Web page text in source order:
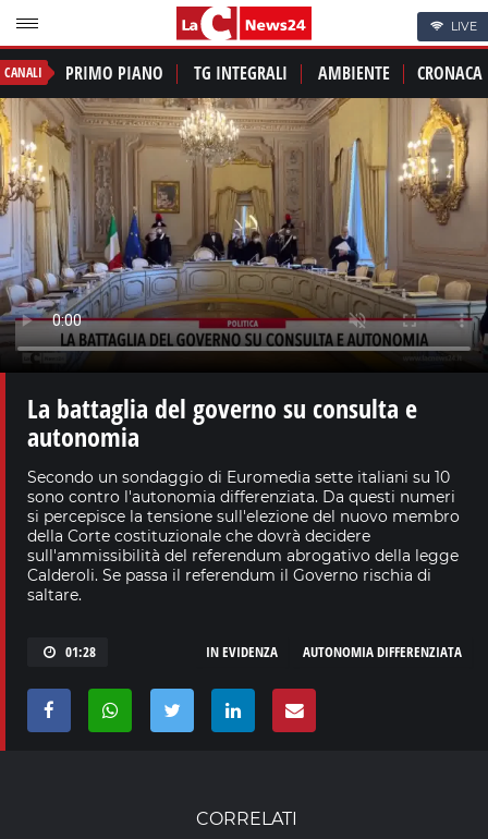
LIVE
CANALI PRIMO PIANO TG INTEGRALI AMBIENTE CRONACA
La battaglia del governo su consulta e
autonomia
Secondo un sondaggio di Euromedia sette italiani su 10
sono contro l'autonomia differenziata. Da questi numeri
si percepisce la tensione sull'elezione del nuovo membro
della Corte costituzionale che dovrà decidere
sull'ammissibilità del referendum abrogativo della legge
Calderoli. Se passa il referendum il Governo rischia di
saltare.
01:28 AUTONOMIA DIFFERENZIATA
IN EVIDENZA
CORRELATI